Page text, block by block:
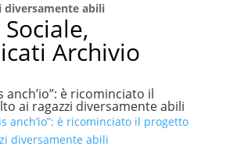
diversamente abili
,
Archivio
anch’io”: è ricominciato il
ai ragazzi diversamente abili